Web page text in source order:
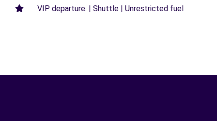
VIP departure. | Shuttle | Unrestricted fuel